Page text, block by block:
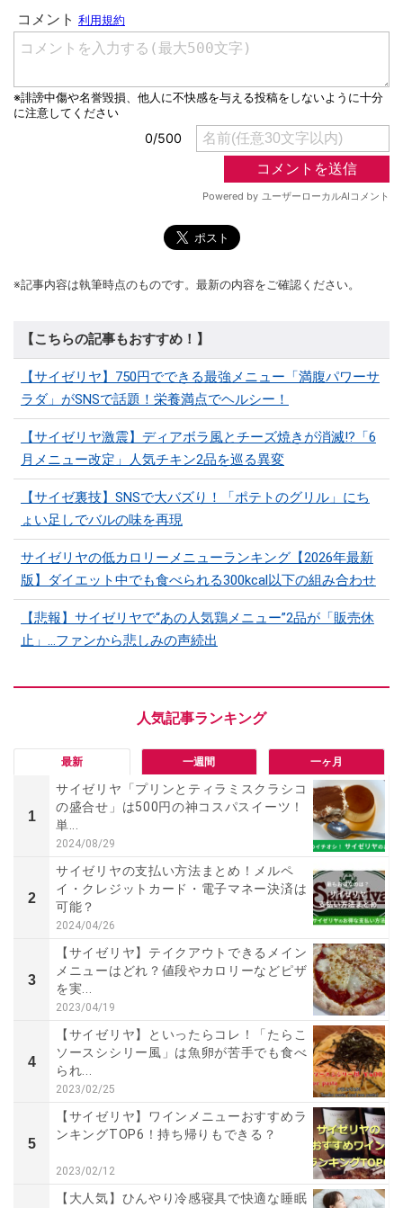
※記事内容は執筆時点のものです。最新の内容をご確認ください。
【こちらの記事もおすすめ！】
【サイゼリヤ】750円でできる最強メニュー「満腹パワーサ
ラダ」がSNSで話題！栄養満点でヘルシー！
【サイゼリヤ激震】ディアボラ風とチーズ焼きが消滅!?「6
月メニュー改定」人気チキン2品を巡る異変
【サイゼ裏技】SNSで大バズり！「ポテトのグリル」にち
ょい足しでバルの味を再現
サイゼリヤの低カロリーメニューランキング【2026年最新
版】ダイエット中でも食べられる300kcal以下の組み合わせ
【悲報】サイゼリヤで“あの人気鶏メニュー”2品が「販売休
止」…ファンから悲しみの声続出
最新 一週間 一ヶ月
1
サイゼリヤ「プリンとティラミスクラシコ
の盛合せ」は500円の神コスパスイーツ！
単...
2024/08/29
2
サイゼリヤの支払い方法まとめ！メルペ
イ・クレジットカード・電子マネー決済は
可能？
2024/04/26
3
【サイゼリヤ】テイクアウトできるメイン
メニューはどれ？値段やカロリーなどピザ
を実...
2023/04/19
4
【サイゼリヤ】といったらコレ！「たらこ
ソースシシリー風」は魚卵が苦手でも食べ
られ...
2023/02/25
5
【サイゼリヤ】ワインメニューおすすめラ
ンキングTOP6！持ち帰りもできる？
2023/02/12
【大人気】ひんやり冷感寝具で快適な睡眠